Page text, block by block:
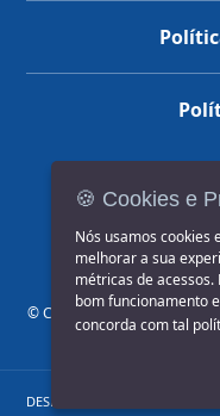
© COPYRIGHT 2026,
DESENVOLVIDO POR
🍪 Cookies e
Nós usamos cookies
melhorar a sua
métricas de
bom funcionamento
concorda com tal